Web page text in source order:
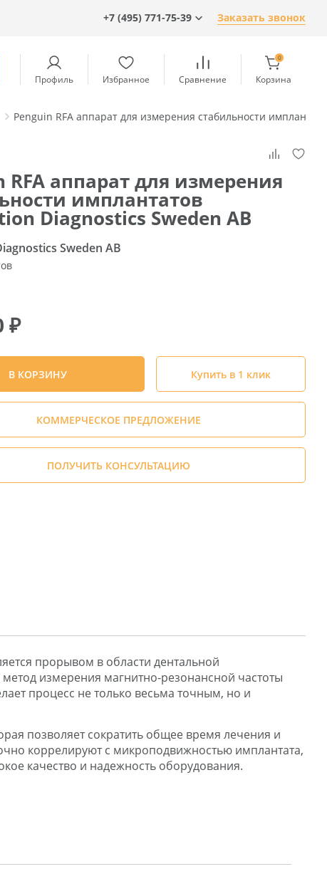
+7 (495) 771-75-39 Заказать звонок
Профиль Избранное Сравнение
0
Корзина
Penguin RFA аппарат для измерения стабильности
RFA аппарат для измерения
имплантатов
Diagnostics Sweden AB
Sweden AB
₽
В КОРЗИНУ Купить в 1 клик
КОММЕРЧЕСКОЕ ПРЕДЛОЖЕНИЕ
ПОЛУЧИТЬ КОНСУЛЬТАЦИЮ
прорывом в области дентальной
измерения магнитно-резонансной частоты
процесс не только весьма точным, но и
позволяет сократить общее время лечения и
коррелируют с микроподвижностью имплантата,
качество и надежность оборудования.